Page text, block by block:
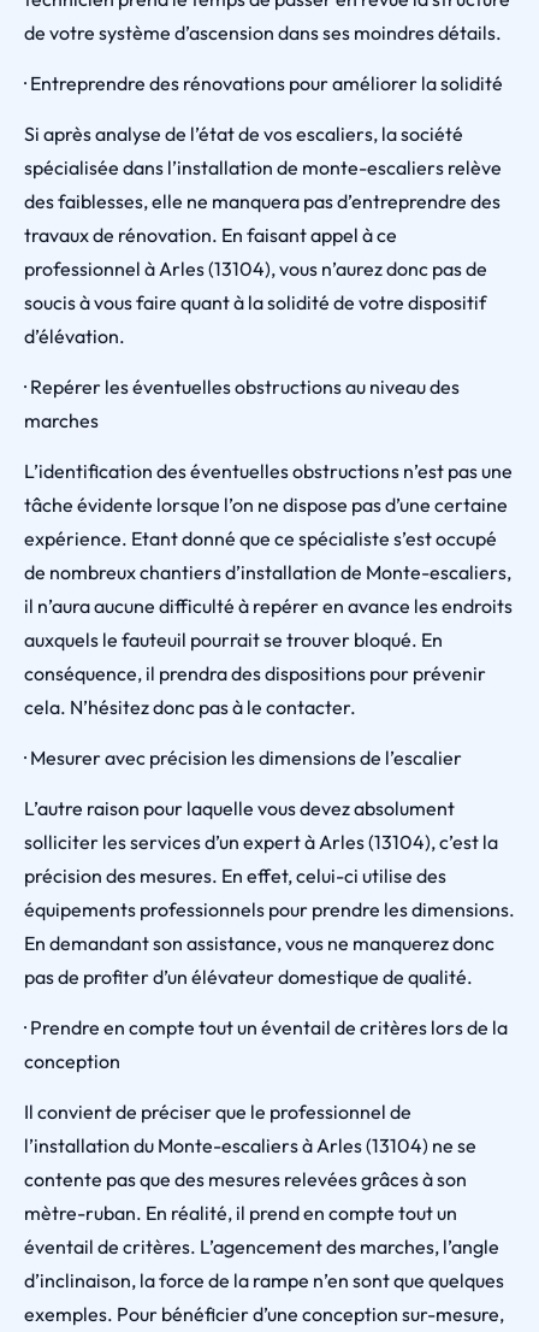
de votre système d’ascension dans ses moindres détails.
· Entreprendre des rénovations pour améliorer la solidité
Si après analyse de l’état de vos escaliers, la société
spécialisée dans l’installation de monte-escaliers relève
des faiblesses, elle ne manquera pas d’entreprendre des
travaux de rénovation. En faisant appel à ce
professionnel à Arles (13104), vous n’aurez donc pas de
soucis à vous faire quant à la solidité de votre dispositif
d’élévation.
· Repérer les éventuelles obstructions au niveau des
marches
L’identification des éventuelles obstructions n’est pas une
tâche évidente lorsque l’on ne dispose pas d’une certaine
expérience. Etant donné que ce spécialiste s’est occupé
de nombreux chantiers d’installation de Monte-escaliers,
il n’aura aucune difficulté à repérer en avance les endroits
auxquels le fauteuil pourrait se trouver bloqué. En
conséquence, il prendra des dispositions pour prévenir
cela. N’hésitez donc pas à le contacter.
· Mesurer avec précision les dimensions de l’escalier
L’autre raison pour laquelle vous devez absolument
solliciter les services d’un expert à Arles (13104), c’est la
précision des mesures. En effet, celui-ci utilise des
équipements professionnels pour prendre les dimensions.
En demandant son assistance, vous ne manquerez donc
pas de profiter d’un élévateur domestique de qualité.
· Prendre en compte tout un éventail de critères lors de la
conception
Il convient de préciser que le professionnel de
l’installation du Monte-escaliers à Arles (13104) ne se
contente pas que des mesures relevées grâces à son
mètre-ruban. En réalité, il prend en compte tout un
éventail de critères. L’agencement des marches, l’angle
d’inclinaison, la force de la rampe n’en sont que quelques
exemples. Pour bénéficier d’une conception sur-mesure,